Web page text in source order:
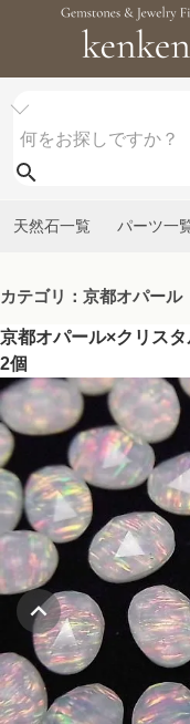
天然石一覧 パーツ一
カテゴリ：京都オパール
京都オパール×クリス
2個